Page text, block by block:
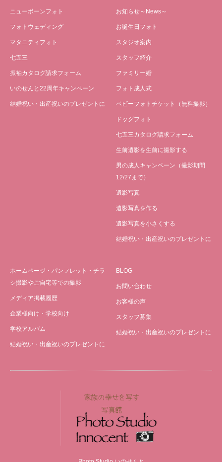
ニューボーンフォト
フォトウェディング
マタニティフォト
七五三
振袖カタログ請求フォーム
いのせんと22周年キャンペーン
結婚祝い・出産祝いのプレゼントに
お知らせ～News～
お誕生日フォト
スタジオ案内
スタッフ紹介
ファミリー婚
フォト成人式
ベビーフォトチケット（無料撮影）
ドッグフォト
七五三カタログ請求フォーム
生前遺影を生前に撮影する
男の成人キャンペーン（撮影期間
12/27まで）
遺影写真
遺影写真を作る
遺影写真を小さくする
結婚祝い・出産祝いのプレゼントに
ホームページ・パンフレット・チラ
シ撮影やご自宅等での撮影
メディア掲載履歴
企業様向け・学校向け
学校アルバム
結婚祝い・出産祝いのプレゼントに
BLOG
お問い合わせ
お客様の声
スタッフ募集
結婚祝い・出産祝いのプレゼントに